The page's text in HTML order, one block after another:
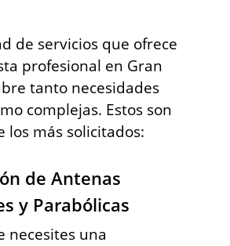
de servicios que ofrece
profesional en Gran
tanto necesidades
complejas. Estos son
los más solicitados:
de Antenas
y Parabólicas
necesites una